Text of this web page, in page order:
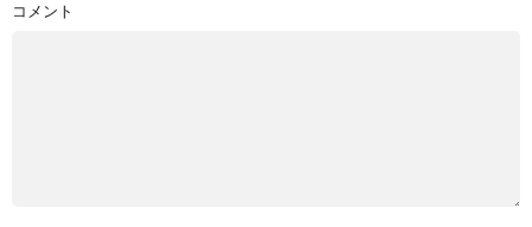
コメント